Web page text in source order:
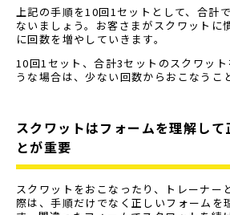
上記の手順を10回1セットとして、合計
ないましょう。お客さまがスクワットに
に回数を増やしていきます。
10回1セット、合計3セットのスクワッ
うな場合は、少ない回数からおこなうこ
スクワットはフォームを理解して
とが重要
スクワットをおこなったり、トレーナー
際は、手順だけでなく正しいフォームを